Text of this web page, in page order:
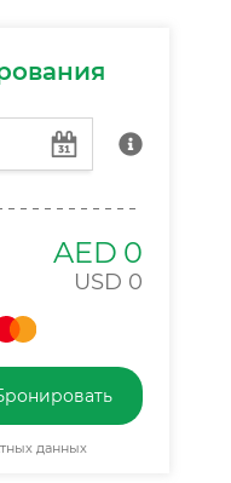
AED 0
USD 0
данных